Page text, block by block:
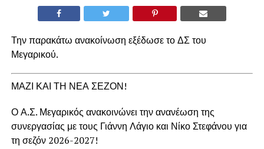
Την παρακάτω ανακοίνωση εξέδωσε το ΔΣ του
Μεγαρικού.
ΜΑΖΙ ΚΑΙ ΤΗ ΝΕΑ ΣΕΖΟΝ!
Ο Α.Σ. Μεγαρικός ανακοινώνει την ανανέωση της
συνεργασίας με τους Γιάννη Λάγιο και Νίκο Στεφάνου για
τη σεζόν 2026-2027!